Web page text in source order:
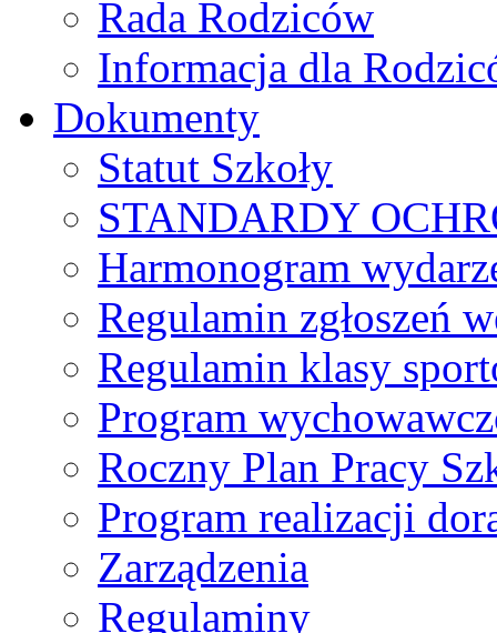
Rada Rodziców
Іnformacja dla
Dokumenty
Statut Szkoły
STANDARDY
Harmonogram
Regulamin zgłoszeń
Regulamin klasy
Program
Roczny Plan Pracy
Program realizacji
Zarządzenia
Regulaminy